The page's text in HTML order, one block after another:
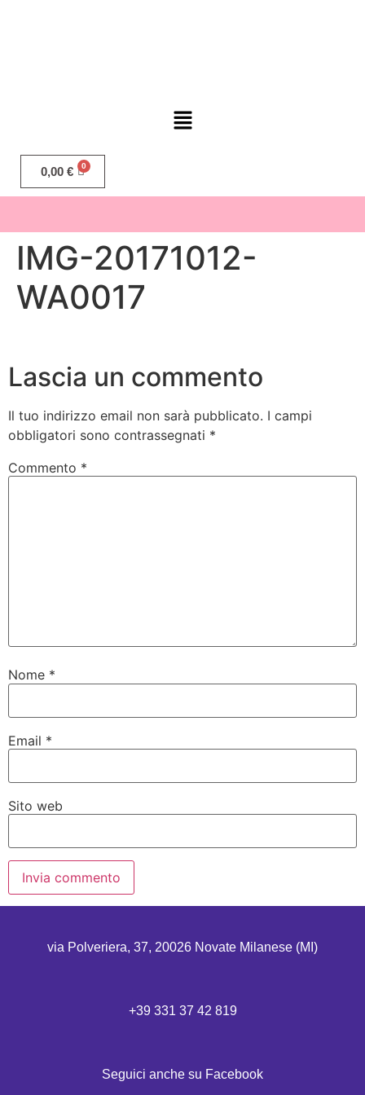
0,00 €
IMG-20171012-
WA0017
Lascia un commento
Il tuo indirizzo email non sarà pubblicato. I campi
obbligatori sono contrassegnati *
Commento *
Nome *
Email *
Sito web
via Polveriera, 37, 20026 Novate Milanese (MI)
+39 331 37 42 819
Seguici anche su Facebook